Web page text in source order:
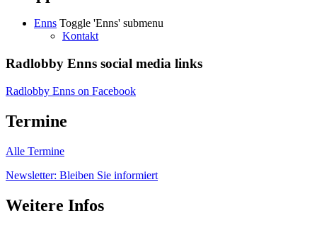
Enns Toggle 'Enns' submenu
Kontakt
Radlobby Enns social media links
Radlobby Enns on Facebook
Termine
Alle Termine
Newsletter: Bleiben Sie informiert
Weitere Infos